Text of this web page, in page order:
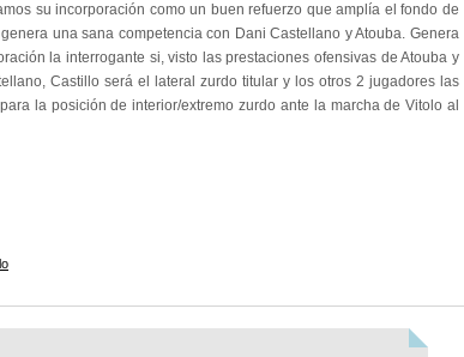
su incorporación como un buen refuerzo que amplía el fondo de
una sana competencia con Dani Castellano y Atouba. Genera
la interrogante si, visto las prestaciones ofensivas de Atouba y
Castillo será el lateral zurdo titular y los otros 2 jugadores las
la posición de interior/extremo zurdo ante la marcha de Vitolo al